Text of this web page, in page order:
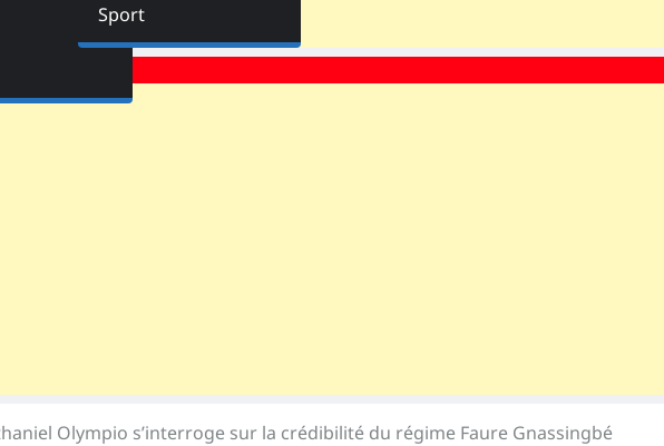
Sport
Olympio s’interroge sur la crédibilité du régime Faure Gnassingbé